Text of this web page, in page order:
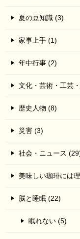
夏の豆知識 (3)
家事上手 (1)
年中行事 (2)
文化・芸術・工芸
歴史人物 (8)
災害 (3)
社会・ニュース
美味しい珈琲には
脳と睡眠 (22)
眠れない (5)